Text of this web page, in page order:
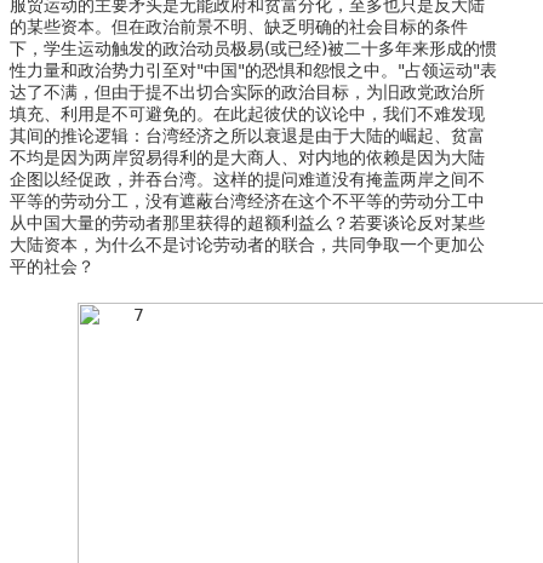
服贸运动的主要矛头是无能政府和贫富分化，至多也只是反大陆
的某些资本。但在政治前景不明、缺乏明确的社会目标的条件
下，学生运动触发的政治动员极易(或已经)被二十多年来形成的惯
性力量和政治势力引至对"中国"的恐惧和怨恨之中。"占领运动"表
达了不满，但由于提不出切合实际的政治目标，为旧政党政治所
填充、利用是不可避免的。在此起彼伏的议论中，我们不难发现
其间的推论逻辑：台湾经济之所以衰退是由于大陆的崛起、贫富
不均是因为两岸贸易得利的是大商人、对内地的依赖是因为大陆
企图以经促政，并吞台湾。这样的提问难道没有掩盖两岸之间不
平等的劳动分工，没有遮蔽台湾经济在这个不平等的劳动分工中
从中国大量的劳动者那里获得的超额利益么？若要谈论反对某些
大陆资本，为什么不是讨论劳动者的联合，共同争取一个更加公
平的社会？